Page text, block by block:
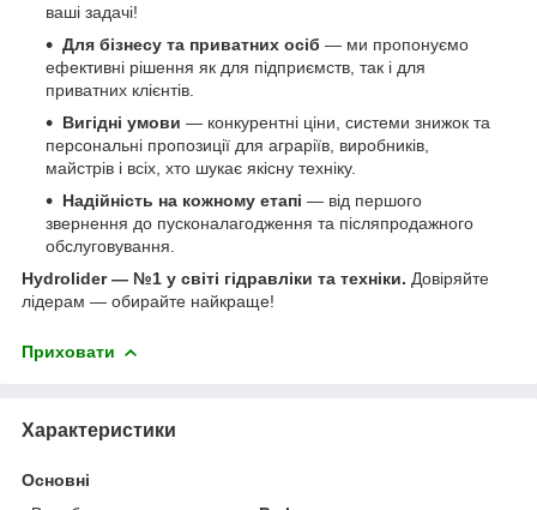
ваші задачі!
Для бізнесу та приватних осіб — ми пропонуємо
ефективні рішення як для підприємств, так і для
приватних клієнтів.
Вигідні умови — конкурентні ціни, системи знижок та
персональні пропозиції для аграріїв, виробників,
майстрів і всіх, хто шукає якісну техніку.
Надійність на кожному етапі — від першого
звернення до пусконалагодження та післяпродажного
обслуговування.
Hydrolider — №1 у світі гідравліки та техніки. Довіряйте
лідерам — обирайте найкраще!
Приховати
Характеристики
Основні